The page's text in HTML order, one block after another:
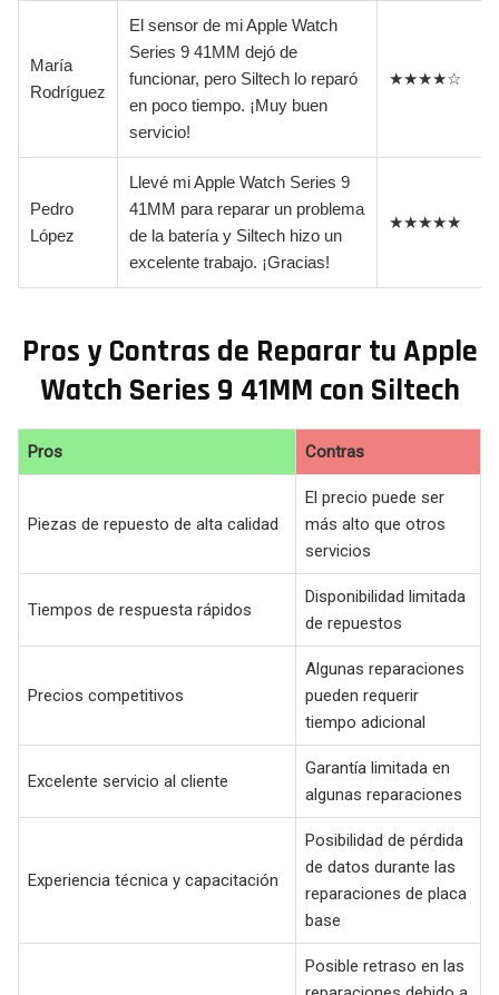
María
Rodríguez
El sensor de mi Apple Watch
Series 9 41MM dejó de
funcionar, pero Siltech lo reparó
en poco tiempo. ¡Muy buen
servicio!
★★★★☆
Pedro
López
Llevé mi Apple Watch Series 9
41MM para reparar un problema
de la batería y Siltech hizo un
excelente trabajo. ¡Gracias!
★★★★★
Pros y Contras de Reparar tu Apple
Watch Series 9 41MM con Siltech
Pros Contras
Piezas de repuesto de alta calidad
El precio puede ser
más alto que otros
servicios
Tiempos de respuesta rápidos
Disponibilidad limitada
de repuestos
Precios competitivos
Algunas reparaciones
pueden requerir
tiempo adicional
Excelente servicio al cliente
Garantía limitada en
algunas reparaciones
Experiencia técnica y capacitación
Posibilidad de pérdida
de datos durante las
reparaciones de placa
base
Posible retraso en las